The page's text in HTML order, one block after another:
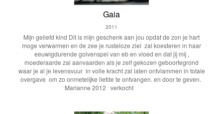
Gaia
2011
Mijn geliefd kind Dit is mijn geschenk aan jou opdat de zon je hart
moge verwarmen en de zee je rusteloze ziel zal koesteren in haar
eeuwigdurende golvenspel van eb en vloed en dat jij mij ,
moederaarde zal aanvaarden als je zelf gekozen geboortegrond
waar je al je levensvuur in volle kracht zal laten ontvlammen in totale
overgave om zo onmetelijke liefde te ontvangen. en door te geven.
Marianne 2012 verkocht